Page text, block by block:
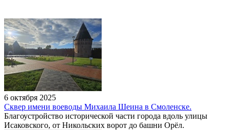
6 октября 2025
Сквер имени воеводы Михаила Шеина в Смоленске.
Благоустройство исторической части города вдоль улицы
Исаковского, от Никольских ворот до башни Орёл.